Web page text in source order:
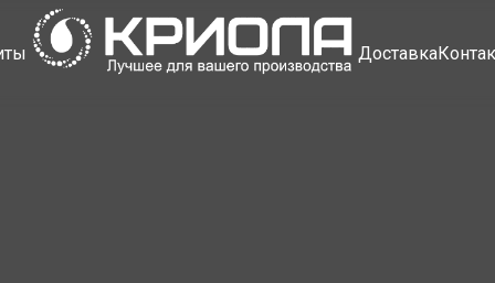
Доставка